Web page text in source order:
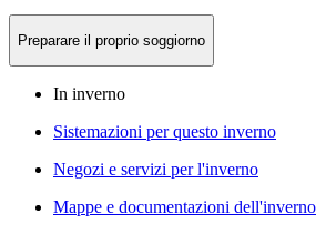
Preparare il proprio soggiorno
In inverno
Sistemazioni per questo inverno
Negozi e servizi per l'inverno
Mappe e documentazioni dell'inverno